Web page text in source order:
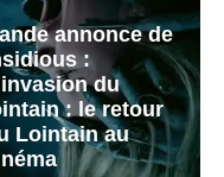
annonce de
:
du
: le retour
Lointain au